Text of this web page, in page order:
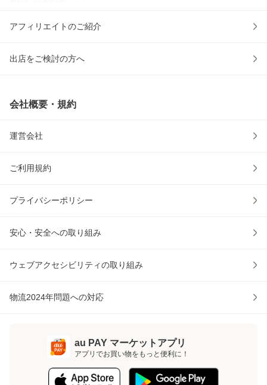
アフィリエイトのご紹介
出店をご検討の方へ
会社概要・規約
運営会社
ご利用規約
プライバシーポリシー
安心・安全への取り組み
ウェブアクセシビリティの取り組み
物流2024年問題への対応
au PAY マーケットアプリ
アプリでお買い物をもっと便利に！